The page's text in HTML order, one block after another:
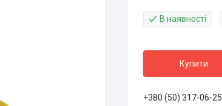
В наявності
Купити
+380 (50) 317-06-25